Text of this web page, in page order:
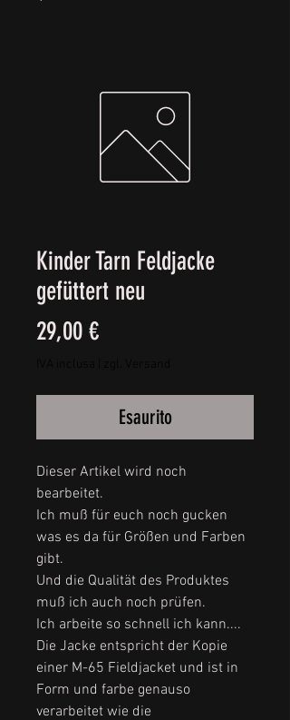
Kinder Tarn Feldjacke
gefüttert neu
29,00 €Prezzo
Esaurito
Dieser Artikel wird noch
bearbeitet.
Ich muß für euch noch gucken
was es da für Größen und Farben
gibt.
Und die Qualität des Produktes
muß ich auch noch prüfen.
Ich arbeite so schnell ich kann....
Die Jacke entspricht der Kopie
einer M-65 Fieldjacket und ist in
Form und farbe genauso
verarbeitet wie die